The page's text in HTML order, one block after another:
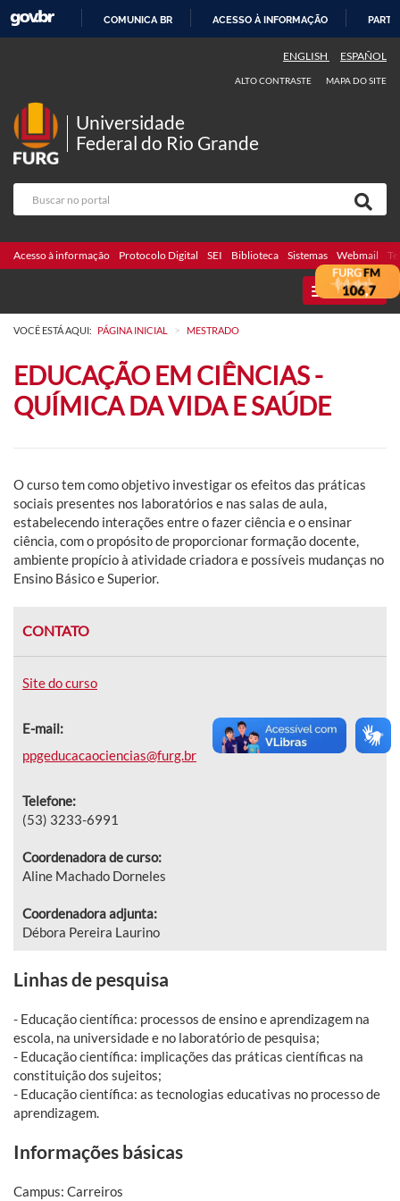
COMUNICA BR ACESSO À INFORMAÇÃO
ENGLISH ESPAÑOL
ALTO CONTRASTE MAPA DO SITE
Universidade
Federal do Rio Grande
Acesso à informação Protocolo Digital SEI Biblioteca Sistemas Webmail
MENU
VOCÊ ESTÁ AQUI: PÁGINA INICIAL > MESTRADO
EDUCAÇÃO EM CIÊNCIAS -
QUÍMICA DA VIDA E SAÚDE
O curso tem como objetivo investigar os efeitos das práticas
sociais presentes nos laboratórios e nas salas de aula,
estabelecendo interações entre o fazer ciência e o ensinar
ciência, com o propósito de proporcionar formação docente,
ambiente propício à atividade criadora e possíveis mudanças no
Ensino Básico e Superior.
CONTATO
Site do curso
E-mail:
ppgeducacaociencias@furg.br
Telefone:
(53) 3233-6991
Coordenadora de curso:
Aline Machado Dorneles
Coordenadora adjunta:
Débora Pereira Laurino
Linhas de pesquisa
- Educação científica: processos de ensino e aprendizagem na
escola, na universidade e no laboratório de pesquisa;
- Educação científica: implicações das práticas científicas na
constituição dos sujeitos;
- Educação científica: as tecnologias educativas no processo de
aprendizagem.
Informações básicas
Campus: Carreiros